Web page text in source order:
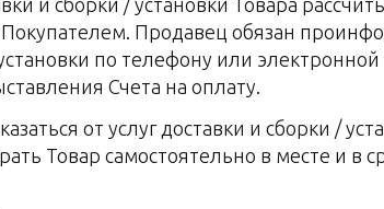
Продавец обязан
по телефону или
Счета на оплату.
от услуг доставки и сборки /
Товар самостоятельно в месте и в